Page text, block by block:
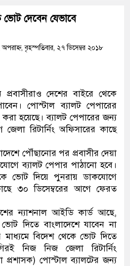
উদ্ধার
মাদক কারবারি গ্রেফতার
২৮ লাখ টাকার জাল নোটসহ
যেকোনো সময় বেনজীরের
নেতৃত্ব ও গণতন্ত্রের মূর্তমান
যে ভাবে ডেভিড ইমনের কাছে
‘আজহার খান’
অবৈধ বিদেশি পিস্তল, ম্যাগাজিন
ভোট দেবেন যেভাবে
বৃহস্পতিবার, ২৭ ডিসেম্বর ২০১৮
প্রবাসীরাও দেশের বাইরে থেকে
পোস্টাল ব্যালট পেপারের
হয়েছে। ব্যালট পেপারের জন্য
রিটার্নিং অফিসারের কাছে
পৌঁছানোর পর প্রবাসীর দেয়া
ব্যালট পেপার পাঠানো হবে।
ভোট দিয়ে পুনরায় ডাকযোগে
৩০ ডিসেম্বরের আগে ফেরত
ন্যাশনাল আইডি কার্ড আছে,
ভোট দিতে বাংলাদেশে যাবেন না
মাধ্যমে বিদেশ থেকে ভোট দিতে
নিজ নিজ জেলা রিটার্নিং
প্রশাসক) পোস্টাল ব্যালটের জন্য